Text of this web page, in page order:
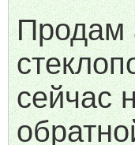
Продам
сейчас